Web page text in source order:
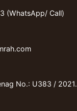
(WhatsApp/ Call)
No.: U383 / 2021.